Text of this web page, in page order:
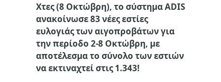
Χτες (8 Οκτώβρη), το σύστημαADIS
ανακοίνωσε 83 νέες εστίες
ευλογιάς των αιγοπροβάτωνγια
την περίοδο 2-8 Οκτώβρη, με
αποτέλεσμα το σύνολο των εστιών
να εκτιναχτείστις 1.343!